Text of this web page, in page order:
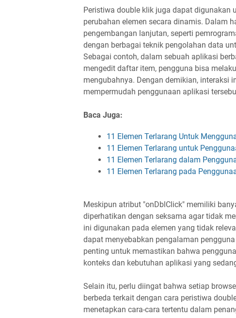
Peristiwa double klik juga dapat digunakan
perubahan elemen secara dinamis. Dalam
pengembangan lanjutan, seperti
dengan berbagai teknik pengolahan data
Sebagai contoh, dalam sebuah aplikasi
mengedit daftar item, pengguna bisa
mengubahnya. Dengan demikian, interaksi
mempermudah penggunaan aplikasi
Baca Juga:
11 Elemen Terlarang Untuk
11 Elemen Terlarang untuk
11 Elemen Terlarang dalam
11 Elemen Terlarang pada
Meskipun atribut "onDblClick" memiliki
diperhatikan dengan seksama agar tidak
ini digunakan pada elemen yang tidak
dapat menyebabkan pengalaman
penting untuk memastikan bahwa
konteks dan kebutuhan aplikasi yang
Selain itu, perlu diingat bahwa setiap
berbeda terkait dengan cara peristiwa
menetapkan cara-cara tertentu dalam